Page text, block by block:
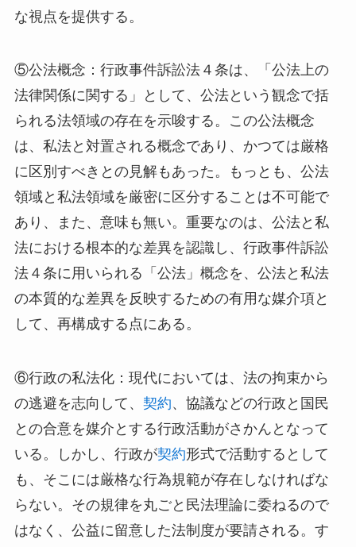
な視点を提供する。
⑤公法概念：行政事件訴訟法４条は、「公法上の
法律関係に関する」として、公法という観念で括
られる法領域の存在を示唆する。この公法概念
は、私法と対置される概念であり、かつては厳格
に区別すべきとの見解もあった。もっとも、公法
領域と私法領域を厳密に区分することは不可能で
あり、また、意味も無い。重要なのは、公法と私
法における根本的な差異を認識し、行政事件訴訟
法４条に用いられる「公法」概念を、公法と私法
の本質的な差異を反映するための有用な媒介項と
して、再構成する点にある。
⑥行政の私法化：現代においては、法の拘束から
の逃避を志向して、 契約、協議などの行政と国民
との合意を媒介とする行政活動がさかんとなって
いる。しかし、行政が契約形式で活動するとして
も、そこには厳格な行為規範が存在しなければな
らない。その規律を丸ごと民法理論に委ねるので
はなく、公益に留意した法制度が要請される。す